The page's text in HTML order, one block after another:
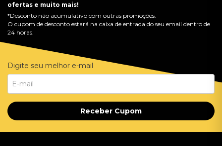
ofertas e muito mais!
*Desconto não acumulativo com outras promoções.
O cupom de desconto estará na caixa de entrada do seu email dentro de
24 horas.
Digite seu melhor e-mail
Receber Cupom